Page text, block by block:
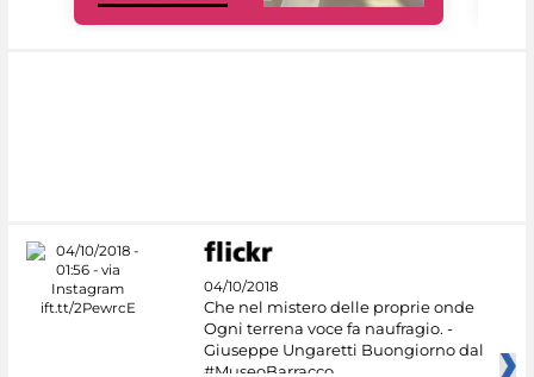
04/10/2018
Che nel mistero delle proprie onde
Ogni terrena voce fa naufragio. -
Giuseppe Ungaretti Buongiorno dal
#MuseoBarracco